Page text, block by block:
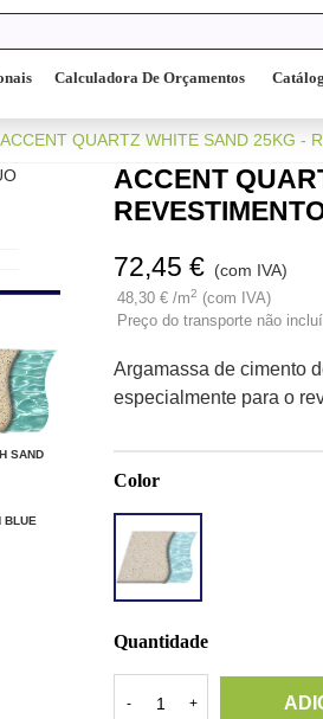
Calculadora De Orçamentos
ACCENT QUARTZ WHITE SAND 25KG -
SAND
BLUE
ACCENT
72,45 € (com IVA)
48,30 € /m2 (com IVA)
Preço do transporte não
Argamassa de cimento
especialmente para o
Color
QUARTZ
WHITE
SAND
Quantidade
- +